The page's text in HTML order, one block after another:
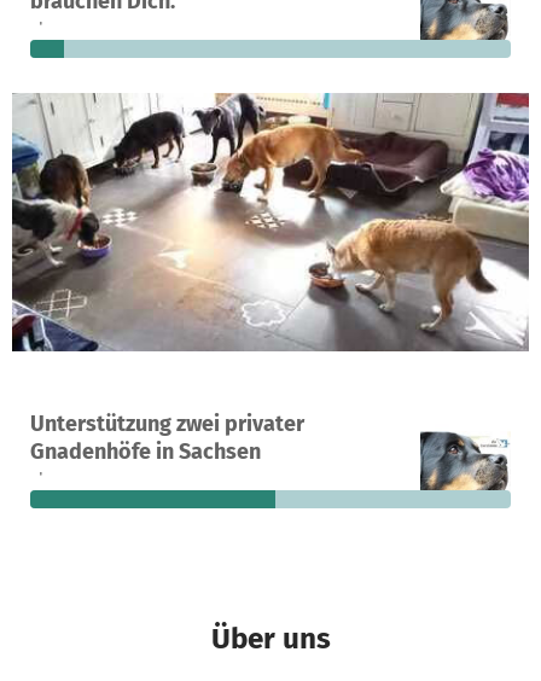
fehlen noch
Unterstützung zwei privater
Gnadenhöfe in Sachsen
Ein Projekt in Dresden, Deutschland
4 51 % 1.943 €
fehlen noch
Über uns